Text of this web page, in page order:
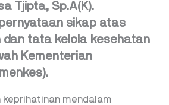
Tjipta, Sp.A(K).
sikap atas
dan tata kelola kesehatan
Kementerian
keprihatinan mendalam